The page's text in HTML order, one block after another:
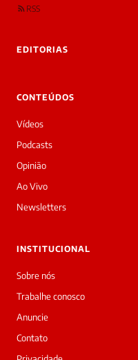
Boa
noite!
Sou
a
daqui
do
Prime.
Redação
acabou
de
cobrir
essa
matéria
—
e
RSS
EDITORIAS
CONTEÚDOS
Vídeos
Podcasts
Opinião
Ao Vivo
Newsletters
INSTITUCIONAL
Sobre nós
Trabalhe conosco
Anuncie
Contato